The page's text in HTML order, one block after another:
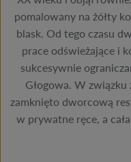
pomalowany na żółty
blask. Od tego czasu
prace odświeżające i
sukcesywnie
Głogowa. W
zamknięto dworcową
w prywatne ręce, a